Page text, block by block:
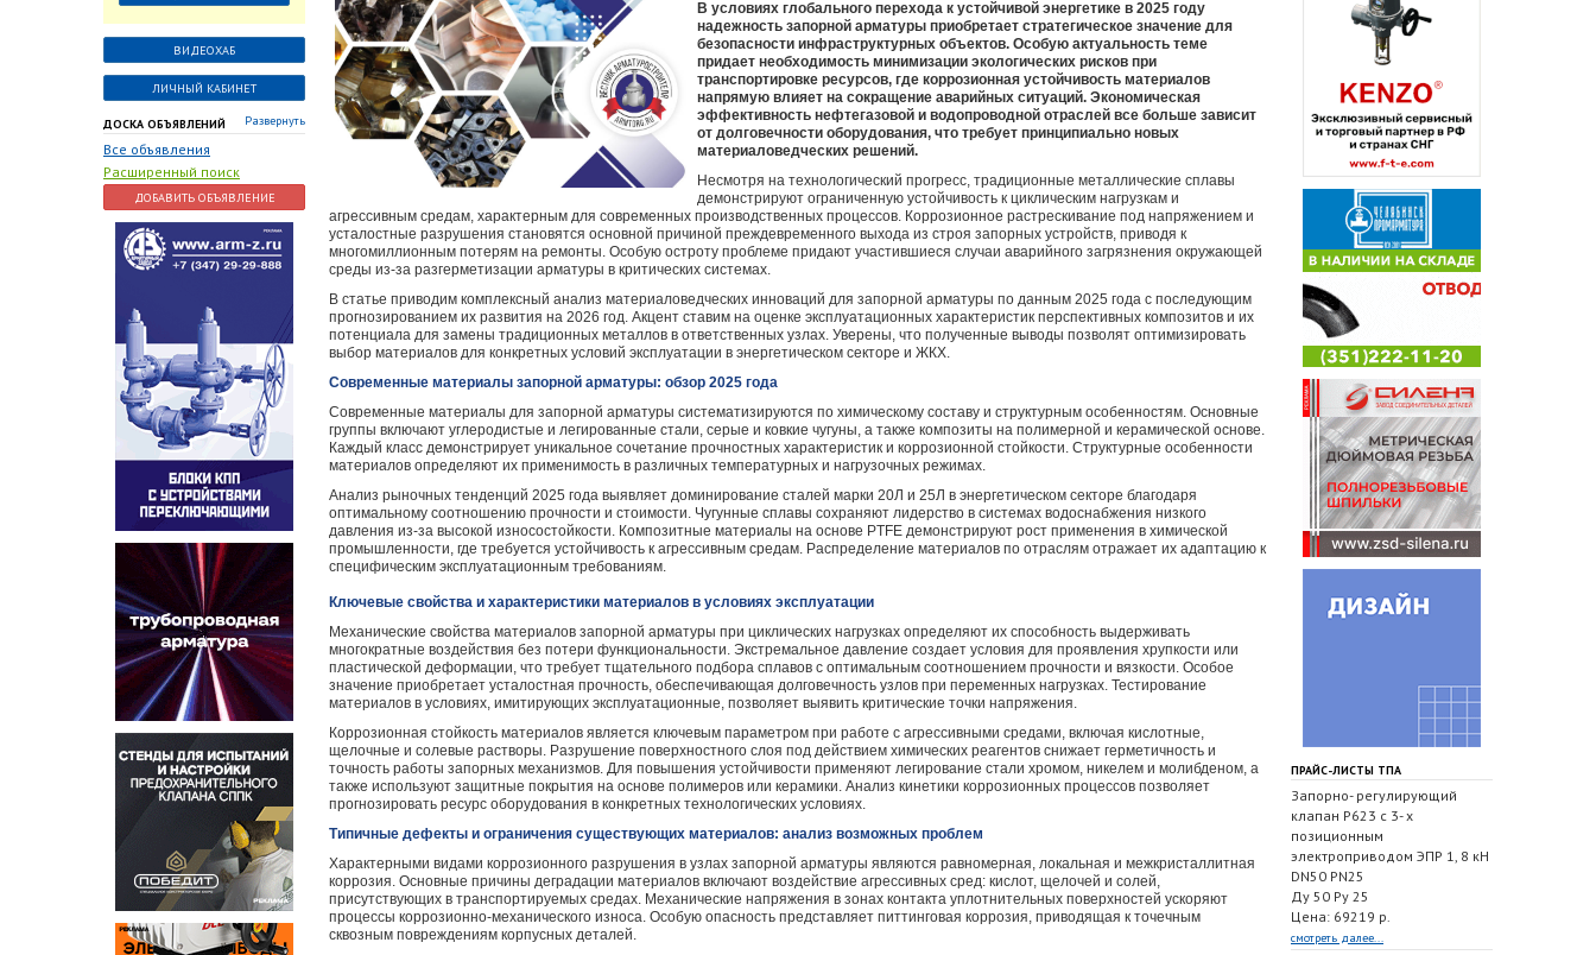
ВИДЕОХАБ
ЛИЧНЫЙ КАБИНЕТ
ДОСКА ОБЪЯВЛЕНИЙ Развернуть
Все объявления
Расширенный поиск
ДОБАВИТЬ ОБЪЯВЛЕНИЕ
В условиях глобального перехода к устойчивой энергетике в 2025 году
надежность запорной арматуры приобретает стратегическое значение для
безопасности инфраструктурных объектов. Особую актуальность теме
придает необходимость минимизации экологических рисков при
транспортировке ресурсов, где коррозионная устойчивость материалов
напрямую влияет на сокращение аварийных ситуаций. Экономическая
эффективность нефтегазовой и водопроводной отраслей все больше зависит
от долговечности оборудования, что требует принципиально новых
материаловедческих решений.
Несмотря на технологический прогресс, традиционные металлические сплавы
демонстрируют ограниченную устойчивость к циклическим нагрузкам и
агрессивным средам, характерным для современных производственных процессов. Коррозионное растрескивание под напряжением и
усталостные разрушения становятся основной причиной преждевременного выхода из строя запорных устройств, приводя к
многомиллионным потерям на ремонты. Особую остроту проблеме придают участившиеся случаи аварийного загрязнения окружающей
среды из-за разгерметизации арматуры в критических системах.
В статье приводим комплексный анализ материаловедческих инноваций для запорной арматуры по данным 2025 года с последующим
прогнозированием их развития на 2026 год. Акцент ставим на оценке эксплуатационных характеристик перспективных композитов и их
потенциала для замены традиционных металлов в ответственных узлах. Уверены, что полученные выводы позволят оптимизировать
выбор материалов для конкретных условий эксплуатации в энергетическом секторе и ЖКХ.
Современные материалы запорной арматуры: обзор 2025 года
Современные материалы для запорной арматуры систематизируются по химическому составу и структурным особенностям. Основные
группы включают углеродистые и легированные стали, серые и ковкие чугуны, а также композиты на полимерной и керамической основе.
Каждый класс демонстрирует уникальное сочетание прочностных характеристик и коррозионной стойкости. Структурные особенности
материалов определяют их применимость в различных температурных и нагрузочных режимах.
Анализ рыночных тенденций 2025 года выявляет доминирование сталей марки 20Л и 25Л в энергетическом секторе благодаря
оптимальному соотношению прочности и стоимости. Чугунные сплавы сохраняют лидерство в системах водоснабжения низкого
давления из-за высокой износостойкости. Композитные материалы на основе PTFE демонстрируют рост применения в химической
промышленности, где требуется устойчивость к агрессивным средам. Распределение материалов по отраслям отражает их адаптацию к
специфическим эксплуатационным требованиям.
Ключевые свойства и характеристики материалов в условиях эксплуатации
Механические свойства материалов запорной арматуры при циклических нагрузках определяют их способность выдерживать
многократные воздействия без потери функциональности. Экстремальное давление создает условия для проявления хрупкости или
пластической деформации, что требует тщательного подбора сплавов с оптимальным соотношением прочности и вязкости. Особое
значение приобретает усталостная прочность, обеспечивающая долговечность узлов при переменных нагрузках. Тестирование
материалов в условиях, имитирующих эксплуатационные, позволяет выявить критические точки напряжения.
Коррозионная стойкость материалов является ключевым параметром при работе с агрессивными средами, включая кислотные,
щелочные и солевые растворы. Разрушение поверхностного слоя под действием химических реагентов снижает герметичность и
точность работы запорных механизмов. Для повышения устойчивости применяют легирование стали хромом, никелем и молибденом, а
также используют защитные покрытия на основе полимеров или керамики. Анализ кинетики коррозионных процессов позволяет
прогнозировать ресурс оборудования в конкретных технологических условиях.
Типичные дефекты и ограничения существующих материалов: анализ возможных проблем
Характерными видами коррозионного разрушения в узлах запорной арматуры являются равномерная, локальная и межкристаллитная
коррозия. Основные причины деградации материалов включают воздействие агрессивных сред: кислот, щелочей и солей,
присутствующих в транспортируемых средах. Механические напряжения в зонах контакта уплотнительных поверхностей ускоряют
процессы коррозионно-механического износа. Особую опасность представляет питтинговая коррозия, приводящая к точечным
сквозным повреждениям корпусных деталей.
ПРАЙС-ЛИСТЫ ТПА
Запорно- регулирующий
клапан Р623 с 3- х
позиционным
электроприводом ЭПР 1, 8 кН
DN50 PN25
Ду 50 Ру 25
Цена: 69219 р.
смотреть далее...